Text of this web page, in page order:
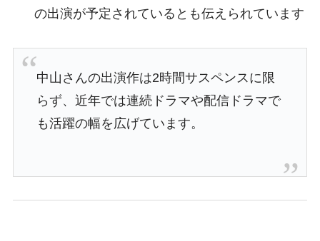
の出演が予定されているとも伝えられています
中山さんの出演作は2時間サスペンスに限
らず、近年では連続ドラマや配信ドラマで
も活躍の幅を広げています。